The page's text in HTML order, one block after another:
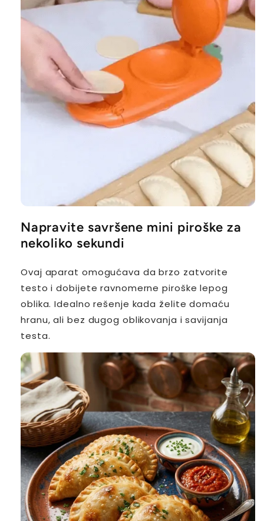
Napravite savršene mini piroške za
nekoliko sekundi
Ovaj aparat omogućava da brzo zatvorite
testo i dobijete ravnomerne piroške lepog
oblika. Idealno rešenje kada želite domaću
hranu, ali bez dugog oblikovanja i savijanja
testa.